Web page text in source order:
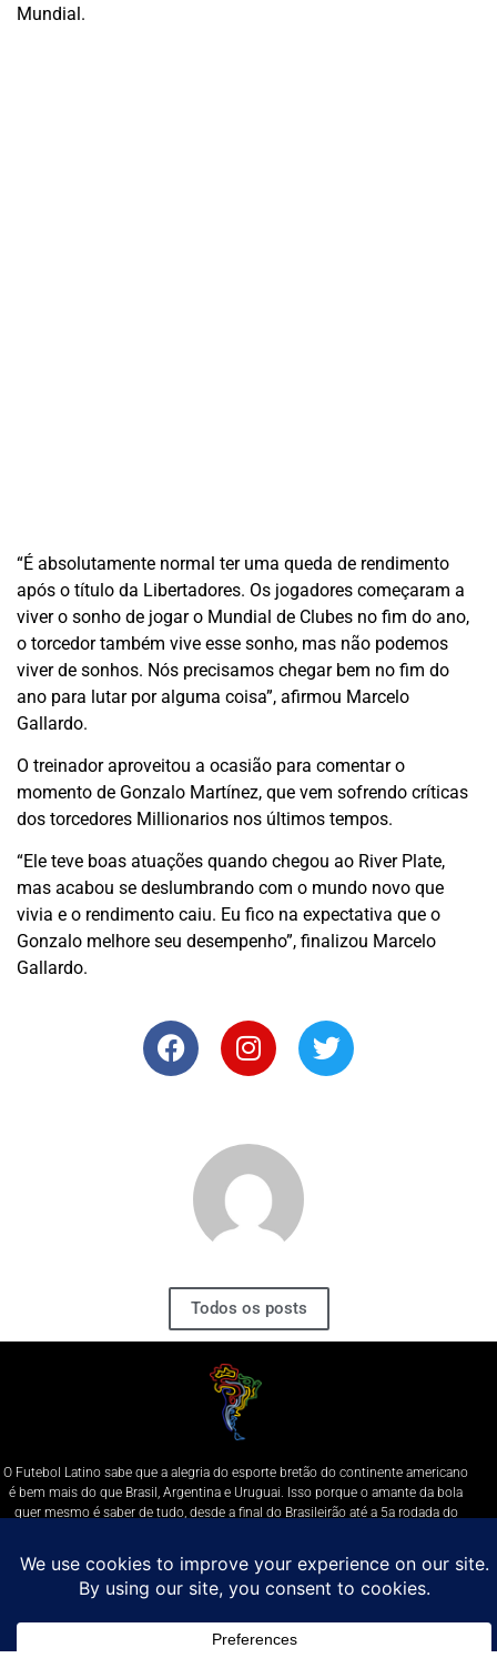
Mundial.
“É absolutamente normal ter uma queda de rendimento
após o título da Libertadores. Os jogadores começaram a
viver o sonho de jogar o Mundial de Clubes no fim do ano,
o torcedor também vive esse sonho, mas não podemos
viver de sonhos. Nós precisamos chegar bem no fim do
ano para lutar por alguma coisa”, afirmou Marcelo
Gallardo.
O treinador aproveitou a ocasião para comentar o
momento de Gonzalo Martínez, que vem sofrendo críticas
dos torcedores Millionarios nos últimos tempos.
“Ele teve boas atuações quando chegou ao River Plate,
mas acabou se deslumbrando com o mundo novo que
vivia e o rendimento caiu. Eu fico na expectativa que o
Gonzalo melhore seu desempenho”, finalizou Marcelo
Gallardo.
Todos os posts
O Futebol Latino sabe que a alegria do esporte bretão do continente americano
é bem mais do que Brasil, Argentina e Uruguai. Isso porque o amante da bola
quer mesmo é saber de tudo, desde a final do Brasileirão até a 5a rodada do
Entre em contato conosco:comercial@futebolatino.com.br
© Futebol Latino - Todos os Direitos Reservados - 2021